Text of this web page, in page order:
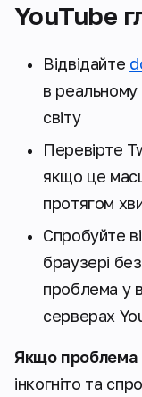
YouTube
Відвідайте
в реальному
світу
Перевірте
якщо це
протягом
Спробуйте
браузері
проблема у
серверах
Якщо проблема
інкогніто та